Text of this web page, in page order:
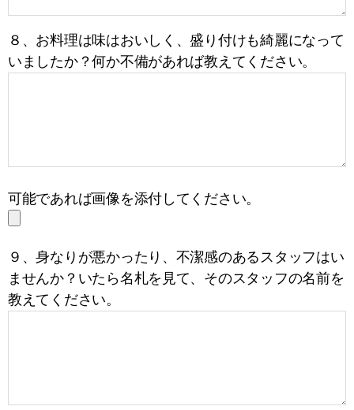
８、お料理は味はおいしく、盛り付けも綺麗になって
いましたか？何か不備があれば教えてください。
可能であれば画像を添付してください。
９、身なりが悪かったり、不潔感のあるスタッフはい
ませんか？いたら名札を見て、そのスタッフの名前を
教えてください。